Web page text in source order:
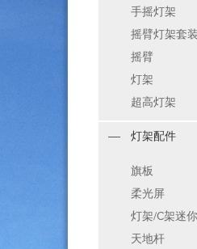
手摇灯架
摇臂灯架套装
摇臂
灯架
超高灯架
灯架配件
旗板
柔光屏
灯架/C架迷
天地杆